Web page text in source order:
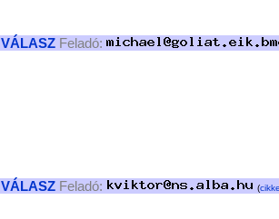
VÁLASZ Feladó:
VÁLASZ Feladó: (